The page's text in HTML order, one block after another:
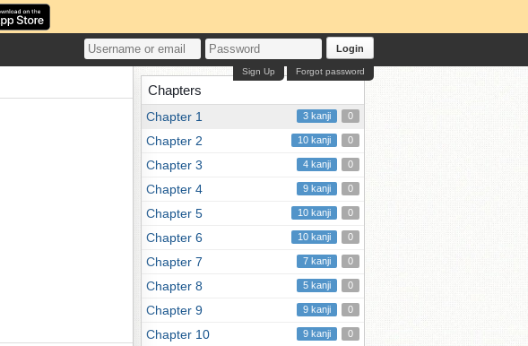
Login
Forgot password
Sign Up
Chapters
Chapter 1 0
3 kanji
Chapter 2 0
10 kanji
Chapter 3 0
4 kanji
Chapter 4 0
9 kanji
Chapter 5 0
10 kanji
Chapter 6 0
10 kanji
Chapter 7 0
7 kanji
Chapter 8 0
5 kanji
Chapter 9 0
9 kanji
Chapter 10 0
9 kanji